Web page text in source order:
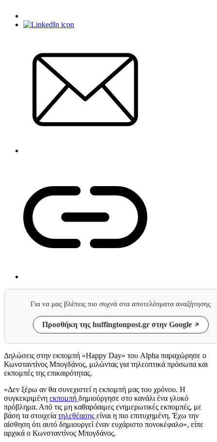
Για να μας βλέπεις πιο συχνά στα αποτελέσματα αναζήτησης
Προσθήκη της huffingtonpost.gr στην Google
Δηλώσεις στην εκπομπή «Happy Day» του Alpha παραχώρησε ο
Κωνσταντίνος Μπογδάνος, μιλώντας για τηλεοπτικά πρόσωπα και
εκπομπές της επικαιρότητας.
«Δεν ξέρω αν θα συνεχιστεί η εκπομπή μας του χρόνου. Η
συγκεκριμένη εκπομπή δημιούργησε στο κανάλι ένα γλυκό
πρόβλημα. Από τις μη καθαρόαιμες ενημερωτικές εκπομπές, με
βάση τα στοιχεία τηλεθέασης είναι η πιο επιτυχημένη. Έχω την
αίσθηση ότι αυτό δημιουργεί έναν ευχάριστο πονοκέφαλο», είπε
αρχικά ο Κωνσταντίνος Μπογδάνος.